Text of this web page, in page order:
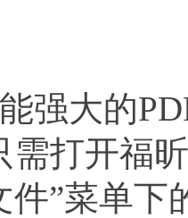
强大的
需打开福
件”菜单